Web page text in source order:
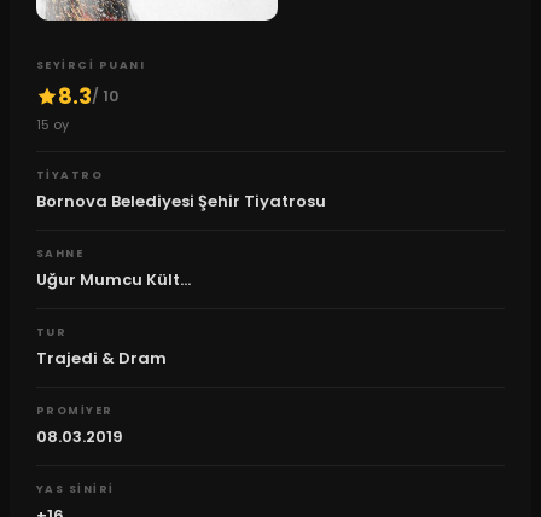
SEYIRCI PUANI
8.3/ 10
15 oy
TIYATRO
Bornova Belediyesi Şehir Tiyatrosu
SAHNE
Uğur Mumcu Kült...
TUR
Trajedi & Dram
PROMIYER
08.03.2019
YAS SINIRI